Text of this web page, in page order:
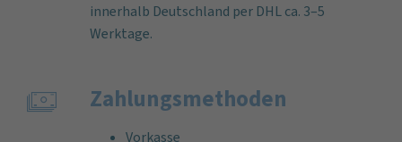
innerhalb Deutschland per DHL ca. 3–5
Werktage.
Zahlungs­methoden
Vorkasse